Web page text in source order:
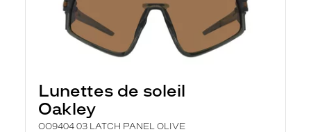
Lunettes de soleil
Oakley
OO9404 03 LATCH PANEL OLIVE